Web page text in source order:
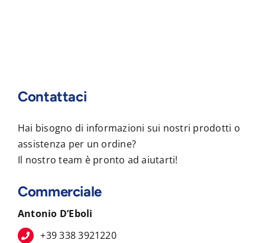
Contattaci
Hai bisogno di informazioni sui nostri prodotti o
assistenza per un ordine?
Il nostro team è pronto ad aiutarti!
Commerciale
Antonio D’Eboli
+39 338 3921220